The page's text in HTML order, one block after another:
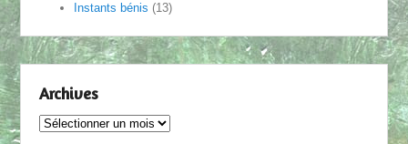
Instants bénis (13)
Archives
Archives